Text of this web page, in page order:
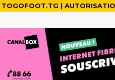
TOGOFOOT.TG |